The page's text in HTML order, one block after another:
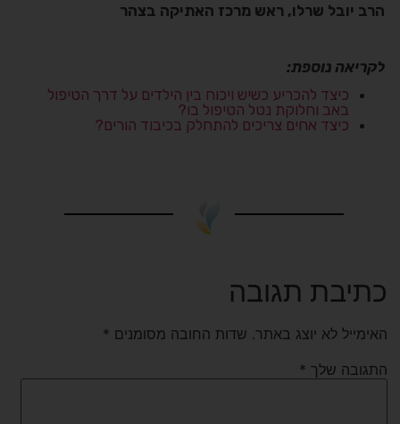
הרב יובל שרלו, ראש מרכז האתיקה בצהר
לקריאה נוספת:
כיצד להכריע כשיש ויכוח בין הילדים על דרך הטיפול
באב וחלוקת נטל הטיפול בו?
כיצד אחים צריכים להתחלק בכיבוד הורים?
כתיבת תגובה
האימייל לא יוצג באתר. שדות החובה מסומנים *
התגובה שלך *